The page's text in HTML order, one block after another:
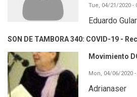
Tue, 04/21/2020 -
Eduardo
SON DE TAMBORA 340: COVID-19 -
Movimiento
Mon, 04/06/2020 -
Adrianaser